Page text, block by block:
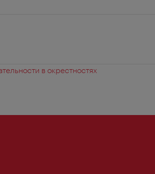
в окрестностях